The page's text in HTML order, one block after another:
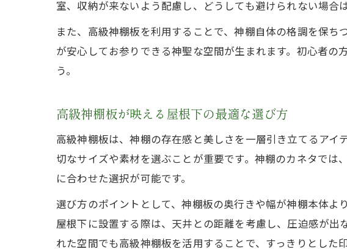
室、収納が来ないよう配慮し、どうしても避けられない場合
また、高級神棚板を利用することで、神棚自体の格調を保
が安心してお参りできる神聖な空間が生まれます。初心者
う。
高級神棚板が映える屋根下の最適な選び方
高級神棚板は、神棚の存在感と美しさを一層引き立てるア
切なサイズや素材を選ぶことが重要です。神棚のカネタで
に合わせた選択が可能です。
選び方のポイントとして、神棚板の奥行きや幅が神棚本体よ
屋根下に設置する際は、天井との距離を考慮し、圧迫感が
れた空間でも高級神棚板を活用することで、すっきりとした